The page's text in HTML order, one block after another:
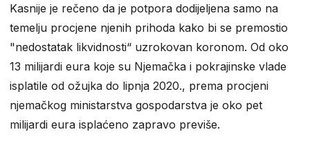
Kasnije je rečeno da je potpora dodijeljena samo na
temelju procjene njenih prihoda kako bi se premostio
"nedostatak likvidnosti“ uzrokovan koronom. Od oko
13 milijardi eura koje su Njemačka i pokrajinske vlade
isplatile od ožujka do lipnja 2020., prema procjeni
njemačkog ministarstva gospodarstva je oko pet
milijardi eura isplaćeno zapravo previše.